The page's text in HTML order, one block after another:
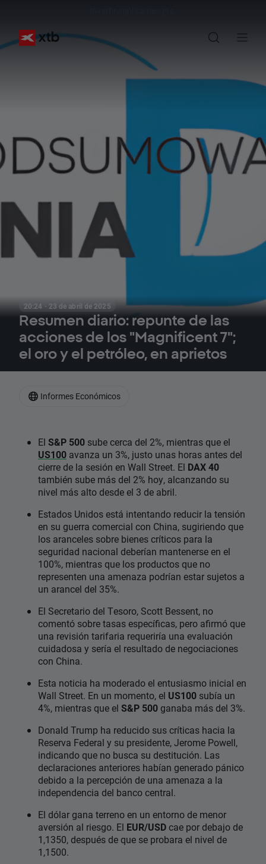
20:24 · 23 de abril de 2025
Resumen diario: repunte de las
acciones de los "Magnificent 7";
el oro y el petróleo, en aprietos
El S&P 500 sube cerca del 2%, mientras que el
US100 avanza un 3%, justo unas horas antes del
cierre de la sesión en Wall Street. El DAX 40
también sube más del 2% hoy, alcanzando su
nivel más alto desde el 3 de abril.
Estados Unidos está intentando reducir la tensión
en su guerra comercial con China, sugiriendo que
los aranceles sobre bienes críticos para la
seguridad nacional deberían mantenerse en el
100%, mientras que los productos que no
representen una amenaza podrían estar sujetos a
un arancel del 35%.
El Secretario del Tesoro, Scott Bessent, no
comentó sobre tasas específicas, pero afirmó que
una revisión tarifaria requeriría una evaluación
cuidadosa y sería el resultado de negociaciones
con China.
Esta noticia ha moderado el entusiasmo inicial en
Wall Street. En un momento, el US100 subía un
4%, mientras que el S&P 500 ganaba más del 3%.
Donald Trump ha reducido sus críticas hacia la
Reserva Federal y su presidente, Jerome Powell,
indicando que no busca su destitución. Las
declaraciones anteriores habían generado pánico
debido a la percepción de una amenaza a la
independencia del banco central.
El dólar gana terreno en un entorno de menor
aversión al riesgo. El EUR/USDcae por debajo de
1,1350, después de que se probara el nivel de
1,1500.
Informes Económicos